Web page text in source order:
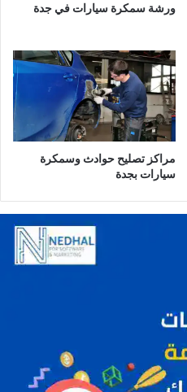
ورشة سمكرة سيارات في جدة
مراكز تصليح حوادث وسمكرة
سيارات بجدة